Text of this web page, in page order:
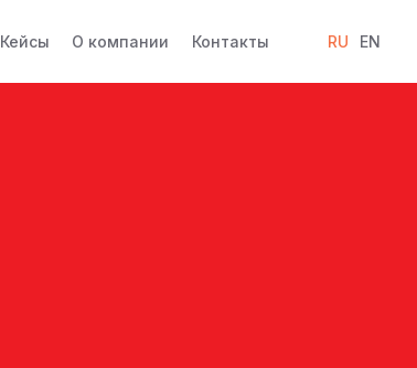
Кейсы О компании Контакты RU EN